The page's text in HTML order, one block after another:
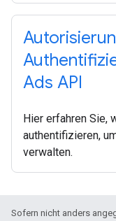
Ads API
Hier erfahren Sie,
authentifizieren,
verwalten.
Sofern nicht anders